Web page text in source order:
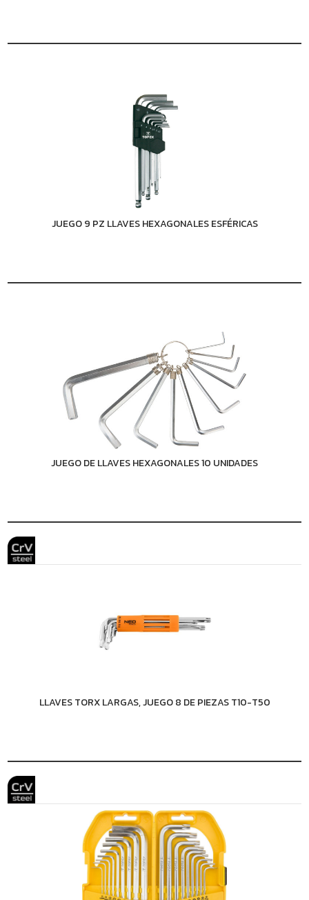
JUEGO 9 PZ LLAVES HEXAGONALES ESFÉRICAS
JUEGO DE LLAVES HEXAGONALES 10 UNIDADES
LLAVES TORX LARGAS, JUEGO 8 DE PIEZAS T10-T50